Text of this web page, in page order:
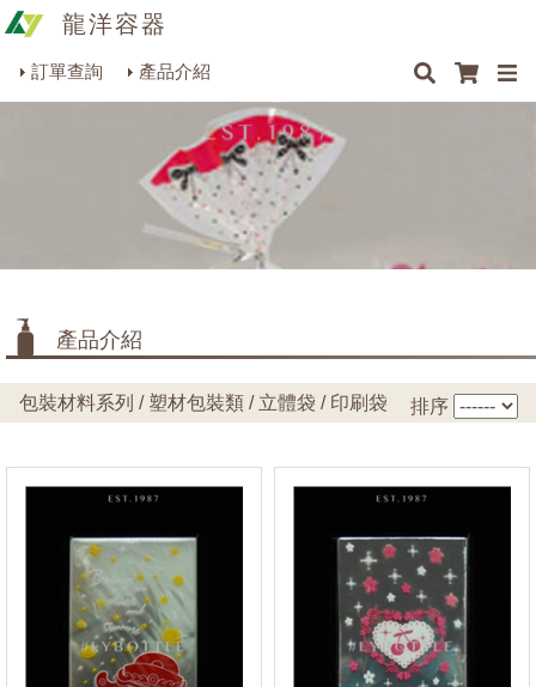
龍洋容器
訂單查詢
產品介紹
商品搜尋
包裝材料系列
烘焙器皿系列
餐飲器具系列
生活雜貨系列
美容用品系列
最新消息 聯絡我們
產品介紹
包裝材料系列 / 塑材包裝類 / 立體袋 / 印刷袋 排序
(0)
折底印刷立體袋
(26)
折雙邊立體袋
(0)
折雙邊印刷立體袋
平口印刷袋
(33)
寬度
1~10cm
(37)
15.5~20cm
(3)
20.5~25cm
25.5~30cm
30cm以上
材質